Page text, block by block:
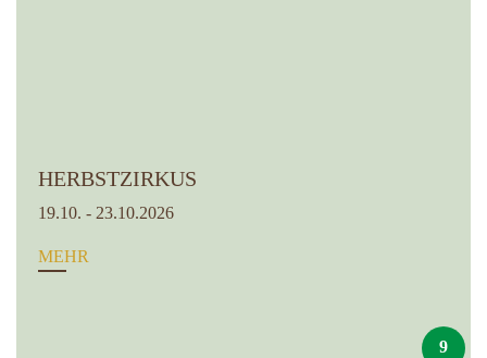
HERBSTZIRKUS
19.10. - 23.10.2026
MEHR
9